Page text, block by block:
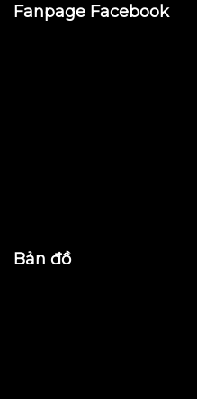
Fanpage Facebook
Bản đồ